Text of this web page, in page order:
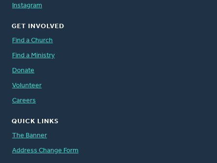
Instagram
GET INVOLVED
Find a Church
Find a Ministry
Donate
Volunteer
Careers
QUICK LINKS
The Banner
Address Change Form